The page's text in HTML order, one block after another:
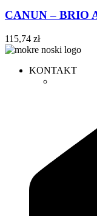
CANUN – BRIO
115,74 zł
KONTAKT